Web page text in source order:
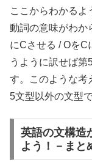
ここからわかるよ
動詞の意味がわか
にCさせる / OをC
うように訳せば第
す。
このような考
5文型以外の文型
英語の文構造
よう！－まと